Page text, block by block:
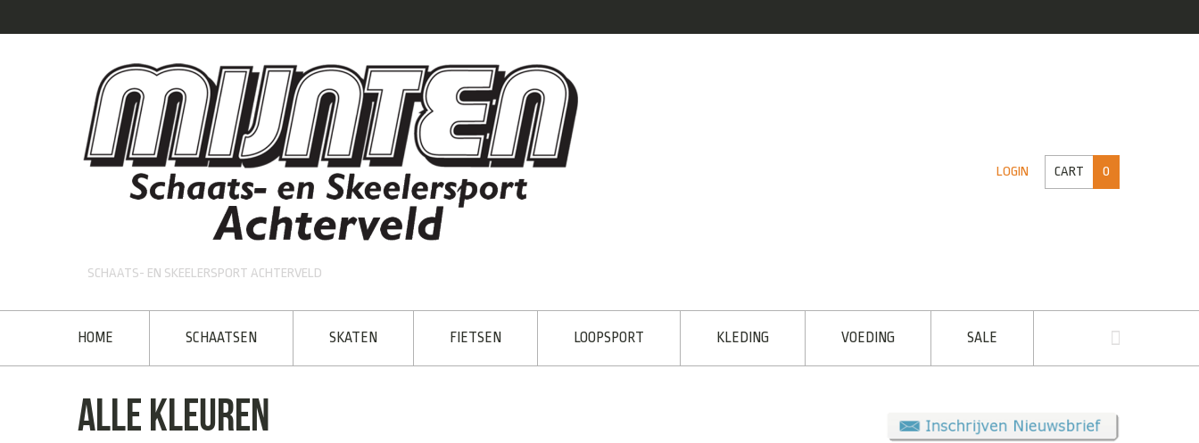
SCHAATS- EN SKEELERSPORT ACHTERVELD
LOGIN CART 0
HOME SCHAATSEN SKATEN FIETSEN LOOPSPORT KLEDING VOEDING SALE
alle kleuren